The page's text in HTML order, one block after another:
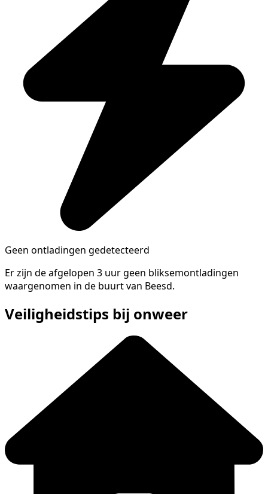
Geen ontladingen gedetecteerd
Er zijn de afgelopen 3 uur geen bliksemontladingen
waargenomen in de buurt van Beesd.
Veiligheidstips bij onweer